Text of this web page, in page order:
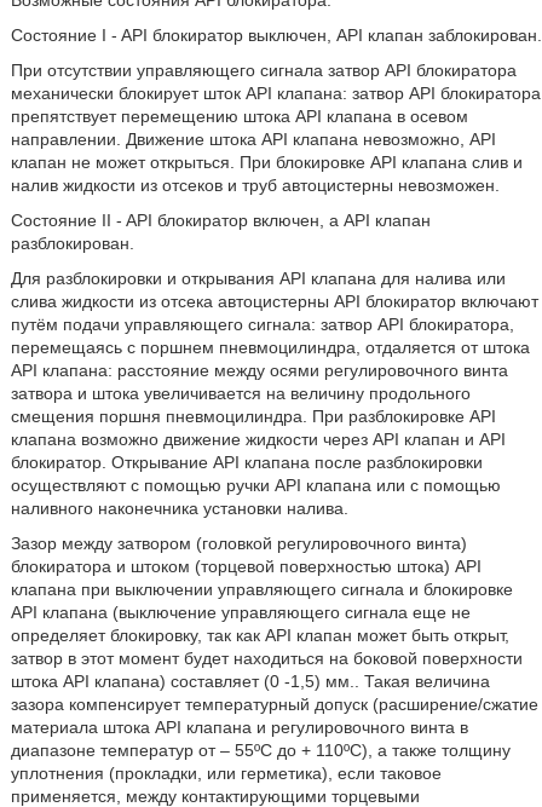
Состояние I - API блокиратор выключен, API клапан заблокирован.
При отсутствии управляющего сигнала затвор API блокиратора
механически блокирует шток API клапана: затвор API блокиратора
препятствует перемещению штока API клапана в осевом
направлении. Движение штока API клапана невозможно, API
клапан не может открыться. При блокировке API клапана слив и
налив жидкости из отсеков и труб автоцистерны невозможен.
Состояние II - API блокиратор включен, а API клапан
разблокирован.
Для разблокировки и открывания API клапана для налива или
слива жидкости из отсека автоцистерны API блокиратор включают
путём подачи управляющего сигнала: затвор API блокиратора,
перемещаясь с поршнем пневмоцилиндра, отдаляется от штока
API клапана: расстояние между осями регулировочного винта
затвора и штока увеличивается на величину продольного
смещения поршня пневмоцилиндра. При разблокировке API
клапана возможно движение жидкости через API клапан и API
блокиратор. Открывание API клапана после разблокировки
осуществляют с помощью ручки API клапана или с помощью
наливного наконечника установки налива.
Зазор между затвором (головкой регулировочного винта)
блокиратора и штоком (торцевой поверхностью штока) API
клапана при выключении управляющего сигнала и блокировке
API клапана (выключение управляющего сигнала еще не
определяет блокировку, так как API клапан может быть открыт,
затвор в этот момент будет находиться на боковой поверхности
штока API клапана) составляет (0 -1,5) мм.. Такая величина
зазора компенсирует температурный допуск (расширение/сжатие
материала штока API клапана и регулировочного винта в
диапазоне температур от – 55ºС до + 110ºС), а также толщину
уплотнения (прокладки, или герметика), если таковое
применяется, между контактирующими торцевыми